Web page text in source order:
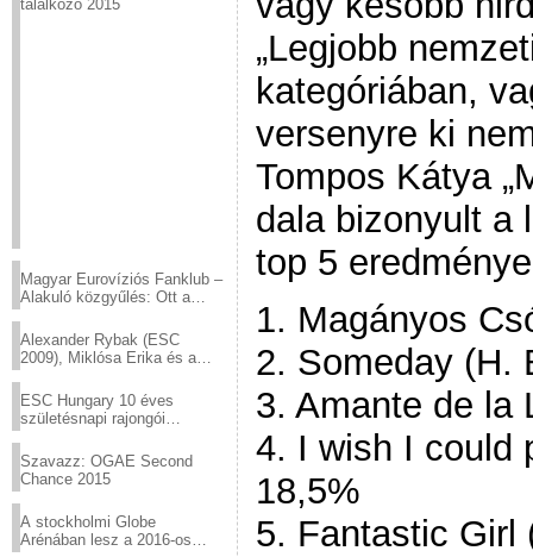
találkozó 2015
Magyar Eurovíziós Fanklub –
Alakuló közgyűlés: Ott a
Alexander Rybak (ESC
2009), Miklósa Erika és a
sztárjai a Margitszigeten
ESC Hungary 10 éves
születésnapi rajongói
Szavazz: OGAE Second
Chance 2015
A stockholmi Globe
Arénában lesz a 2016-os
„Legjobb
kategóriában,
versenyre ki
Tompos Kátya
dala bizonyult a
top 5
1. Magányos
2. Someday (H.
3. Amante de la
4. I wish I could
18,5%
5. Fantastic Girl